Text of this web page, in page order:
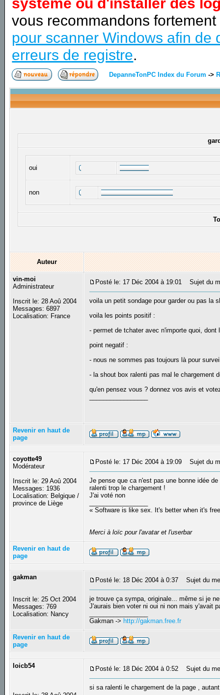
vous recommandons
pour scanner Windows afin de
erreurs de registre.
DepanneTonPC Index du Forum ->
oui
non
Auteur
vin-moi
Administrateur
Inscrit le: 28 Aoû 2004
Messages: 6897
Localisation: France
Posté le: 17 Déc 2004 à 19:01 Sujet du
voila un petit sondage pour garder ou pas la
voila les points positif :
- permet de tchater avec n'importe quoi, dont
point negatif :
- nous ne sommes pas toujours là pour
- la shout box ralenti pas mal le chargement
qu'en pensez vous ? donnez vos avis et
Revenir en haut de
page
coyotte49
Modérateur
Inscrit le: 29 Aoû 2004
Messages: 1936
Localisation: Belgique /
province de Liège
Posté le: 17 Déc 2004 à 19:09 Sujet du
Je pense que ca n'est pas une bonne idée
ralenti trop le chargement !
J'ai voté non
« Software is like sex. It's better when it's
Merci à loïc pour l'avatar et l'userbar
Revenir en haut de
page
gakman
Inscrit le: 25 Oct 2004
Messages: 769
Localisation: Nancy
Posté le: 18 Déc 2004 à 0:37 Sujet du
je trouve ça sympa, originale... même si je
J'aurais bien voter ni oui ni non mais y'avait
Gakman -> http://gakman.free.fr
Revenir en haut de
page
loicb54 Posté le: 18 Déc 2004 à 0:52 Sujet du
si sa ralenti le chargement de la page ,